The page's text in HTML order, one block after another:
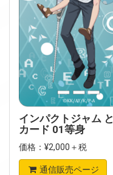
インパクトジャム
カード 01等身
価格：¥2,000＋税
通信販売ページ